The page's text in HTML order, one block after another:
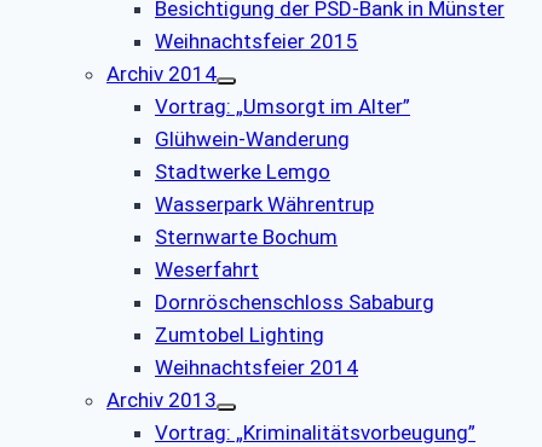
Besichtigung der PSD-Bank in Münster
Weihnachtsfeier 2015
Archiv 2014
Vortrag: „Umsorgt im Alter”
Glühwein-Wanderung
Stadtwerke Lemgo
Wasserpark Währentrup
Sternwarte Bochum
Weserfahrt
Dornröschenschloss Sababurg
Zumtobel Lighting
Weihnachtsfeier 2014
Archiv 2013
Vortrag: „Kriminalitätsvorbeugung”